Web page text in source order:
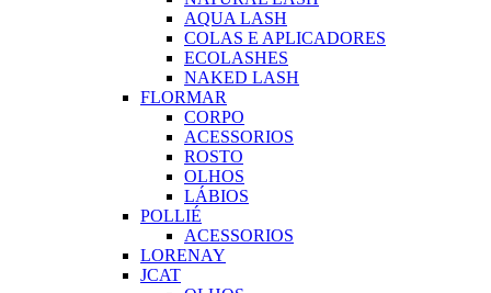
AQUA LASH
COLAS E APLICADORES
ECOLASHES
NAKED LASH
FLORMAR
CORPO
ACESSORIOS
ROSTO
OLHOS
LÁBIOS
POLLIÉ
ACESSORIOS
LORENAY
JCAT